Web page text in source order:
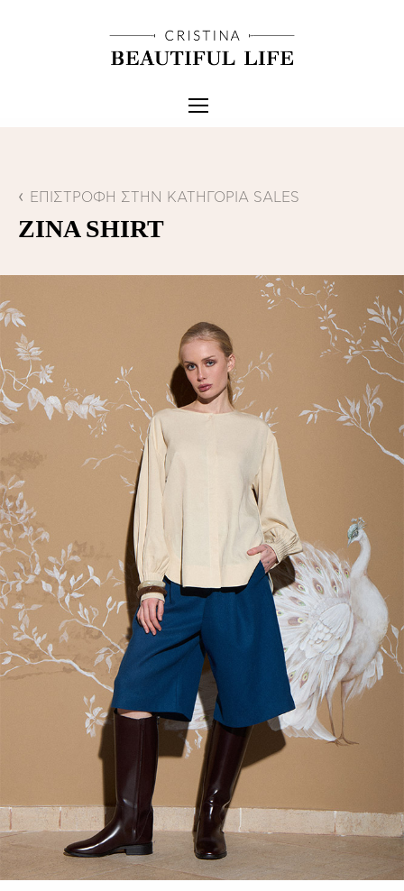
ΕΠΙΣΤΡΟΦΗ ΣΤΗΝ ΚΑΤΗΓΟΡΙΑ SALES
ZINA SHIRT